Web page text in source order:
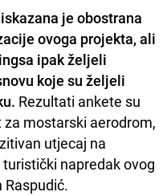
je obostrana
ovoga projekta, ali
ipak željeli
koje su željeli
Rezultati ankete su
mostarski aerodrom,
utjecaj na
napredak ovog
Raspudić.